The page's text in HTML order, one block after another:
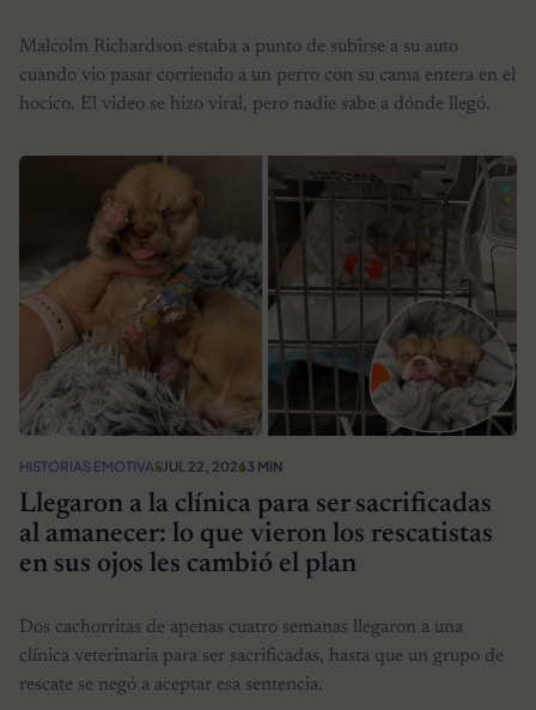
Malcolm Richardson estaba a punto de subirse a su auto
cuando vio pasar corriendo a un perro con su cama entera en el
hocico. El video se hizo viral, pero nadie sabe a dónde llegó.
HISTORIAS EMOTIVASJUL 22, 20263 MIN
Llegaron a la clínica para ser sacrificadas
al amanecer: lo que vieron los rescatistas
en sus ojos les cambió el plan
Dos cachorritas de apenas cuatro semanas llegaron a una
clínica veterinaria para ser sacrificadas, hasta que un grupo de
rescate se negó a aceptar esa sentencia.